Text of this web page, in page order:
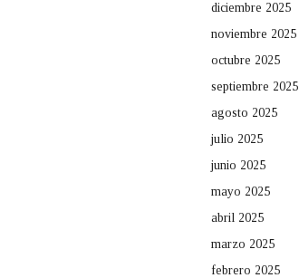
diciembre 2025
noviembre 2025
octubre 2025
septiembre 2025
agosto 2025
julio 2025
junio 2025
mayo 2025
abril 2025
marzo 2025
febrero 2025